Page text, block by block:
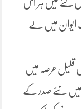
لئے میں ہر اس
ایوان میں لے
عرصہ میں
کا عمل نہ انجام پا سکے۔ 1876ءمیں نئے صدر کے